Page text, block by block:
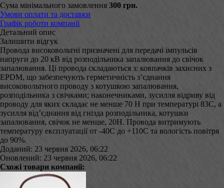
Сума мінімального замовлення 300 грн.
Умови оплати та доставки
Графік роботи компанії
Детальний опис
Залишити відгук
Провода високовольтні призначені для передачі імпульсів
напруги до 20 кВ від розподільника запалювання до свічок
запалювання. Ці провода складаються з: ковпачків захисних з
EPDM, що забезпечують герметичність з’єднання
високовольтного проводу з котушкою запалювання,
розподільника з свічками; наконечниками, зусилля відриву від
проводу для яких складає не менше 70 Н при температурі 83С, а
зусилля від’єднання від гнізда розподільника, котушки
запалювання, свічок не менше, 20Н. Провода витримують
температуру експлуатації от -40С до +110С та вологість повітря
до 90%.
Доданий: 23 червня 2026, 06:22
Оновлений: 23 червня 2026, 06:22
Схожі товари компанії: